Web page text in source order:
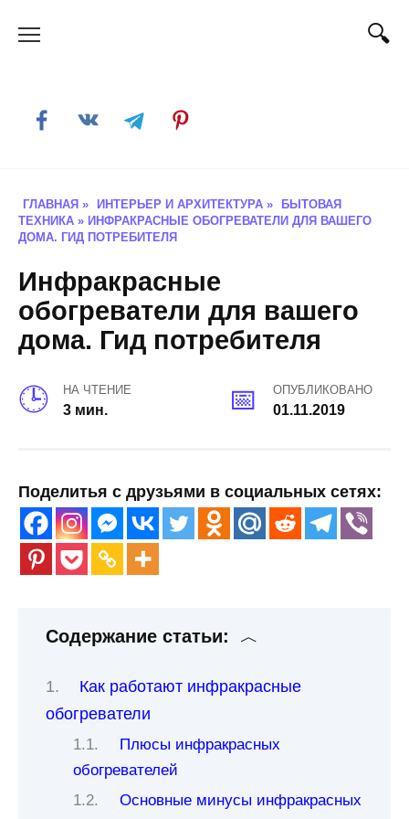
ГЛАВНАЯ » ИНТЕРЬЕР И АРХИТЕКТУРА »
БЫТОВАЯ
ТЕХНИКА » ИНФРАКРАСНЫЕ ОБОГРЕВАТЕЛИ ДЛЯ ВАШЕГО
ДОМА. ГИД ПОТРЕБИТЕЛЯ
Инфракрасные
обогреватели для вашего
дома. Гид потребителя
НА ЧТЕНИЕ
3 мин.
ОПУБЛИКОВАНО
01.11.2019
Поделитья с друзьями в социальных сетях:
Содержание статьи:
Как работают инфракрасные
обогреватели
Плюсы инфракрасных
обогревателей
Основные минусы инфракрасных